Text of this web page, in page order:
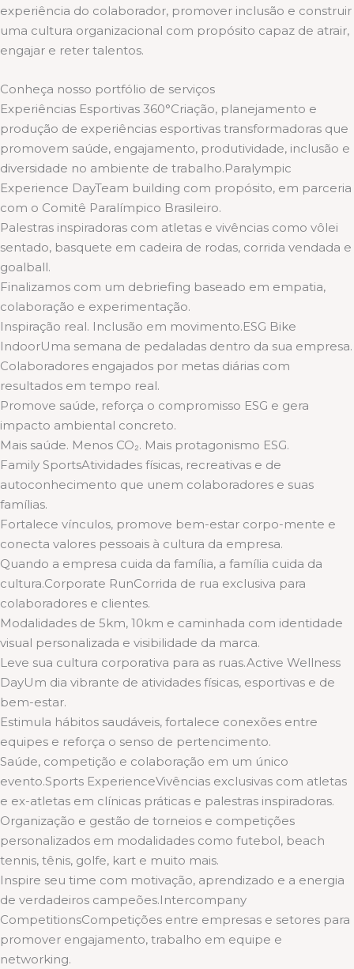
experiência do colaborador, promover inclusão e construir
uma cultura organizacional com propósito capaz de atrair,
engajar e reter talentos.
Conheça nosso portfólio de serviços
Experiências Esportivas 360°Criação, planejamento e
produção de experiências esportivas transformadoras que
promovem saúde, engajamento, produtividade, inclusão e
diversidade no ambiente de trabalho.Paralympic
Experience DayTeam building com propósito, em parceria
com o Comitê Paralímpico Brasileiro.
Palestras inspiradoras com atletas e vivências como vôlei
sentado, basquete em cadeira de rodas, corrida vendada e
goalball.
Finalizamos com um debriefing baseado em empatia,
colaboração e experimentação.
Inspiração real. Inclusão em movimento.ESG Bike
IndoorUma semana de pedaladas dentro da sua empresa.
Colaboradores engajados por metas diárias com
resultados em tempo real.
Promove saúde, reforça o compromisso ESG e gera
impacto ambiental concreto.
Mais saúde. Menos CO₂. Mais protagonismo ESG.
Family SportsAtividades físicas, recreativas e de
autoconhecimento que unem colaboradores e suas
famílias.
Fortalece vínculos, promove bem-estar corpo-mente e
conecta valores pessoais à cultura da empresa.
Quando a empresa cuida da família, a família cuida da
cultura.Corporate RunCorrida de rua exclusiva para
colaboradores e clientes.
Modalidades de 5km, 10km e caminhada com identidade
visual personalizada e visibilidade da marca.
Leve sua cultura corporativa para as ruas.Active Wellness
DayUm dia vibrante de atividades físicas, esportivas e de
bem-estar.
Estimula hábitos saudáveis, fortalece conexões entre
equipes e reforça o senso de pertencimento.
Saúde, competição e colaboração em um único
evento.Sports ExperienceVivências exclusivas com atletas
e ex-atletas em clínicas práticas e palestras inspiradoras.
Organização e gestão de torneios e competições
personalizados em modalidades como futebol, beach
tennis, tênis, golfe, kart e muito mais.
Inspire seu time com motivação, aprendizado e a energia
de verdadeiros campeões.Intercompany
CompetitionsCompetições entre empresas e setores para
promover engajamento, trabalho em equipe e
networking.